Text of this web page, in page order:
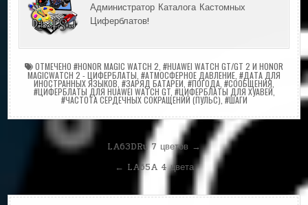
Администратор Каталога Кастомных
Циферблатов!
ОТМЕЧЕНО #HONOR MAGIC WATCH 2, #HUAWEI WATCH GT/GT 2 И HONOR
MAGICWATCH 2 - ЦИФЕРБЛАТЫ, #АТМОСФЕРНОЕ ДАВЛЕНИЕ, #ДАТА ДЛЯ
ИНОСТРАННЫХ ЯЗЫКОВ, #ЗАРЯД БАТАРЕИ, #ПОГОДА, #СООБЩЕНИЯ,
#ЦИФЕРБЛАТЫ ДЛЯ HUAWEI WATCH GT, #ЦИФЕРБЛАТЫ ДЛЯ ХУАВЕЙ,
#ЧАСТОТА СЕРДЕЧНЫХ СОКРАЩЕНИЙ (ПУЛЬС), #ШАГИ
НавигацияLA63DRu 7 цветов →
← LA65A 4 цвета